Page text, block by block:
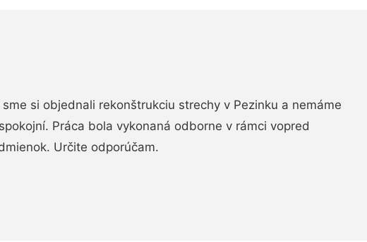
si objednali rekonštrukciu strechy v Pezinku a nemáme
Práca bola vykonaná odborne v rámci vopred
Určite odporúčam.